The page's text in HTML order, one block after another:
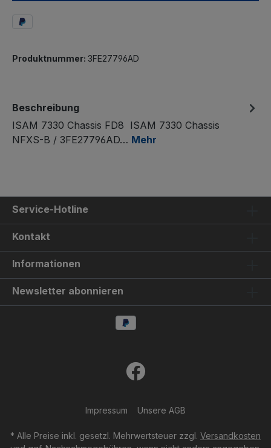
Produktnummer: 3FE27796AD
Beschreibung
ISAM 7330 Chassis FD8 ISAM 7330 Chassis
NFXS-B / 3FE27796AD… Mehr
Service-Hotline
Kontakt
Informationen
Newsletter abonnieren
Impressum Unsere AGB
* Alle Preise inkl. gesetzl. Mehrwertsteuer zzgl. Versandkosten